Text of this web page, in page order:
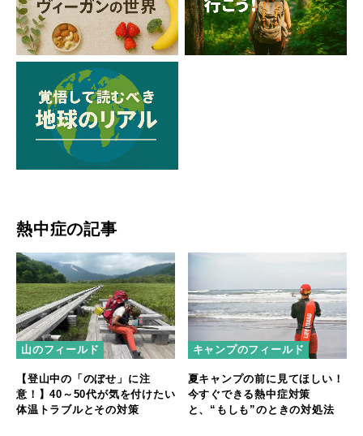
熱中症の記事
山のフィールド
【登山中の「のぼせ」に注
意！】40～50代が気を付けたい
体温トラブルとその対策
キャンプのフィールド
夏キャンプの前に見てほしい！
今すぐできる熱中症対策
と、“もしも”のときの対処法